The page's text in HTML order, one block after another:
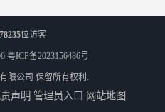
位访客
粤ICP备2023156486号
限公司 保留所有权利.
声明 管理员入口 网站地图